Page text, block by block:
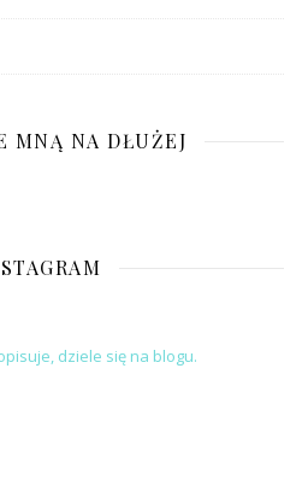
MNĄ NA DŁUŻEJ
dziele się na blogu.